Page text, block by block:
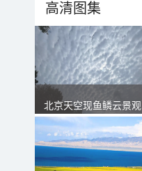
高清图集
北京天空现鱼鳞云景观